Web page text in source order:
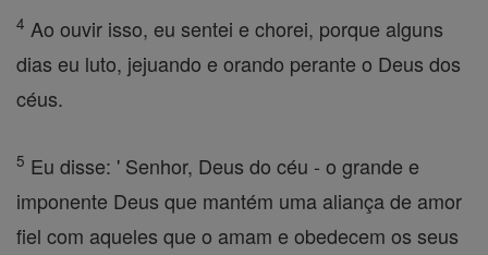
4 Ao ouvir isso, eu sentei e chorei, porque alguns
dias eu luto, jejuando e orando perante o Deus dos
céus.
5 Eu disse: ' Senhor, Deus do céu - o grande e
imponente Deus que mantém uma aliança de amor
fiel com aqueles que o amam e obedecem os seus